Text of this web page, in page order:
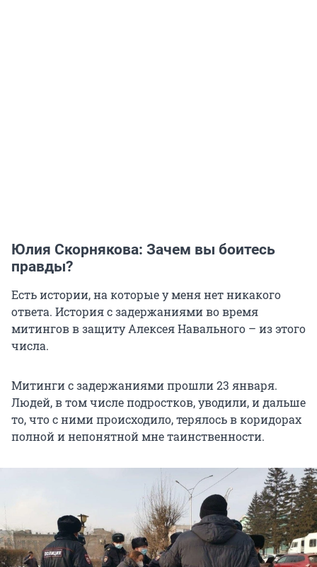
Юлия Скорнякова: Зачем вы боитесь
правды?
Есть истории, на которые у меня нет никакого
ответа. История с задержаниями во время
митингов в защиту Алексея Навального – из этого
числа.
Митинги с задержаниями прошли 23 января.
Людей, в том числе подростков, уводили, и дальше
то, что с ними происходило, терялось в коридорах
полной и непонятной мне таинственности.